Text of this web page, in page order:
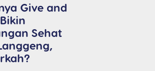
Give and
Sehat